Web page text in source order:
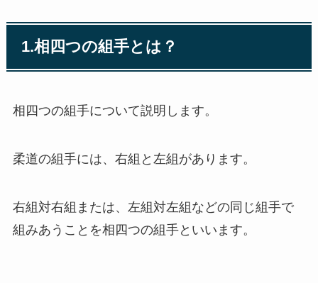
1.相四つの組手とは？
相四つの組手について説明します。
柔道の組手には、右組と左組があります。
右組対右組または、左組対左組などの同じ組手で
組みあうことを相四つの組手といいます。